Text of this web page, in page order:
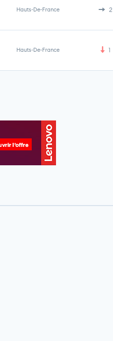
Hauts-De-France 2
Hauts-De-France 1